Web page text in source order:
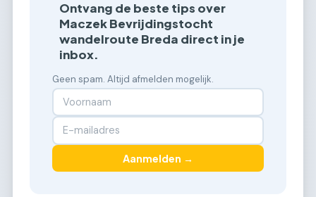
Ontvang de beste tips over
Maczek Bevrijdingstocht
wandelroute Breda direct in je
inbox.
Geen spam. Altijd afmelden mogelijk.
Aanmelden →